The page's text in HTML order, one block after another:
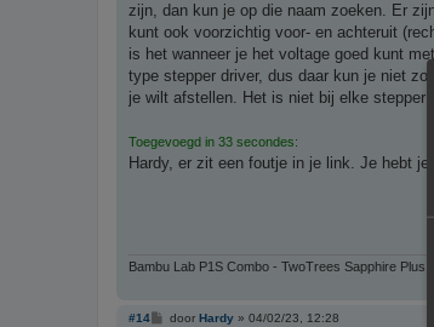
c
h
zijn, dan kun je op die naam zoeken. Er
kunt ook voorzichtig voor- en achteruit
is het wanneer je het voltage goed kunt
type stepper driver, dus daar kun je niet
je wilt afstellen. Het is niet bij elke stepper
Toegevoegd in 33 secondes:
Hardy, er zit een foutje in je link. Je hebt je
Bambu Lab P1S Combo - TwoTrees Sapphire Plus
#14
Bdoor Hardy» 04/02/23, 12:28